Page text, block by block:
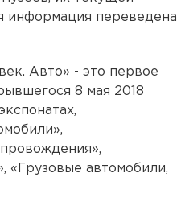
информация переведена
Авто» - это первое
8 мая 2018
«Грузовые автомобили,